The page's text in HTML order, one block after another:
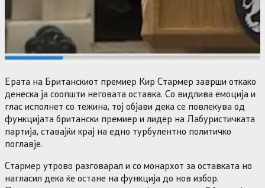
Ерата на Британскиот премиер Кир Стармер заврши откако
денеска ја соопшти неговата оставка. Со видлива емоција и
глас исполнет со тежина, тој објави дека се повлекува од
функцијата британски премиер и лидер на Лабуристичката
партија, ставајќи крај на едно турбулентно политичко
поглавје.
Стармер утрово разговарал и со монархот за оставката но
нагласил дека ќе остане на функција до нов избор.